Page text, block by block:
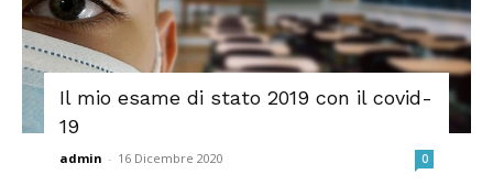
Il mio esame di stato 2019 con il covid-
19
admin - 16 Dicembre 2020 0